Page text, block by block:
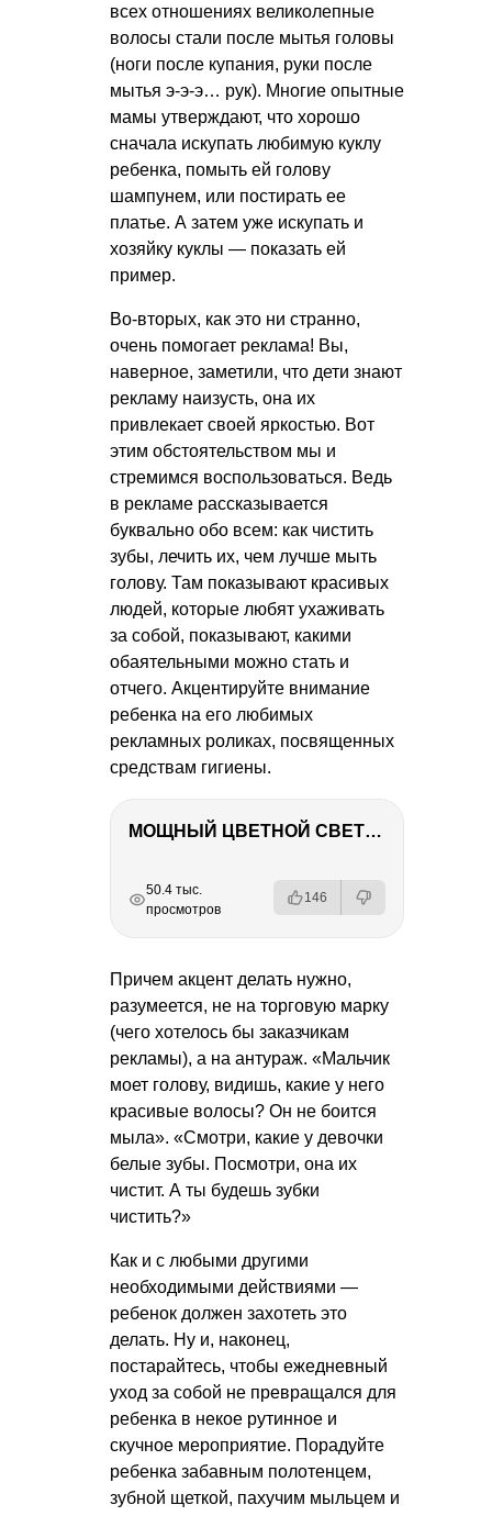
всех отношениях великолепные
волосы стали после мытья головы
(ноги после купания, руки после
мытья э-э-э… рук). Многие опытные
мамы утверждают, что хорошо
сначала искупать любимую куклу
ребенка, помыть ей голову
шампунем, или постирать ее
платье. А затем уже искупать и
хозяйку куклы — показать ей
пример.
Во-вторых, как это ни странно,
очень помогает реклама! Вы,
наверное, заметили, что дети знают
рекламу наизусть, она их
привлекает своей яркостью. Вот
этим обстоятельством мы и
стремимся воспользоваться. Ведь
в рекламе рассказывается
буквально обо всем: как чистить
зубы, лечить их, чем лучше мыть
голову. Там показывают красивых
людей, которые любят ухаживать
за собой, показывают, какими
обаятельными можно стать и
отчего. Акцентируйте внимание
ребенка на его любимых
рекламных роликах, посвященных
средствам гигиены.
МОЩНЫЙ ЦВЕТНОЙ СВЕТ – NANLITE FC-500C
РЕКЛАМА
РЕКЛАМА
РЕКЛАМА
РЕКЛАМА
РЕКЛАМА
50.4 тыс.
просмотров
146
Причем акцент делать нужно,
разумеется, не на торговую марку
(чего хотелось бы заказчикам
рекламы), а на антураж. «Мальчик
моет голову, видишь, какие у него
красивые волосы? Он не боится
мыла». «Смотри, какие у девочки
белые зубы. Посмотри, она их
чистит. А ты будешь зубки
чистить?»
Как и с любыми другими
необходимыми действиями —
ребенок должен захотеть это
делать. Ну и, наконец,
постарайтесь, чтобы ежедневный
уход за собой не превращался для
ребенка в некое рутинное и
скучное мероприятие. Порадуйте
ребенка забавным полотенцем,
зубной щеткой, пахучим мыльцем и